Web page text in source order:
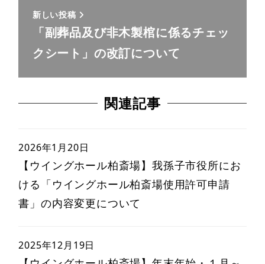
新しい投稿
「副葬品及び非木製棺に係るチェッ
クシート」の改訂について
関連記事
【ウイングホール柏斎場】我孫子市役所にお
ける「ウイングホール柏斎場使用許可申請
書」の内容変更について
2026年1月20日
2025年12月19日